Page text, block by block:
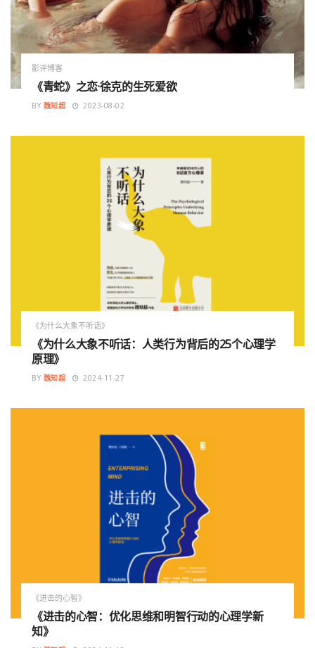
影评博客
《青蛇》之恋·徐克的生死爱欲
BY 魏知超 2023-08-02
《为什么大象不听话》
《为什么大象不听话：人类行为背后的25个心理学
原理》
BY 魏知超 2024-11-27
《进击的心智》
《进击的心智：优化思维和明智行动的心理学新
知》